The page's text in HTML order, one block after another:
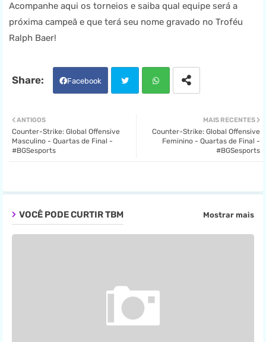
Acompanhe aqui os torneios e saiba qual equipe será a
próxima campeã e que terá seu nome gravado no Troféu
Ralph Baer!
Facebook
tsa
MAIS RECENTES
Counter-Strike: Global Offensive
Feminino - Quartas de Final -
#BGSesports
ANTIGOS
Counter-Strike: Global Offensive
Masculino - Quartas de Final -
#BGSesports
VOCÊ PODE CURTIR TBM Mostrar mais